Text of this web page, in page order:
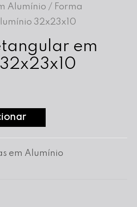
Alumínio / Forma
32x23x10
em
em Alumínio